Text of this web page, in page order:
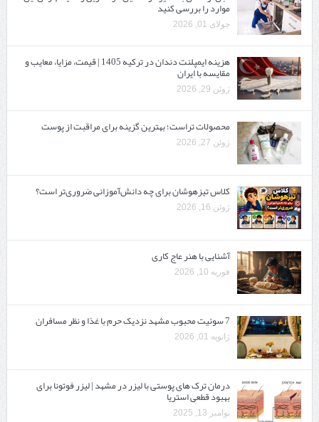
موارد را بررسی کنید
جولای 01, 2026
هزینه ایمپلنت دندان در ترکیه 1405 | قیمت، مزایا، معایب و
مقایسه با ایران
ژوئن 29, 2026
محصولات تراست؛ بهترین گزینه برای مراقبت از پوست
ژوئن 27, 2026
کلاس تیزهوشان برای چه دانش‌آموزانی ضروری‌تر است؟
ژوئن 16, 2026
آشنایی با هنر عاج کاری
فوریه 10, 2026
7 سوئیت محبوب مشهد نزدیک حرم با غذا و نظر مسافران
ژانویه 01, 2026
درمان ترک های پوستی با لیزر در مشهد | لیزر فوتونا برای
بهبود قطعی استریا
نوامبر 13, 2025